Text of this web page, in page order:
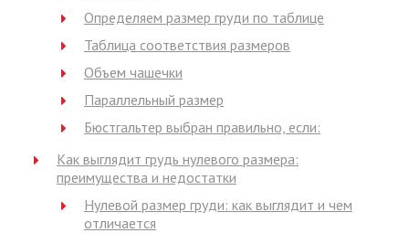
Определяем размер груди по таблице
Таблица соответствия размеров
Объем чашечки
Параллельный размер
Бюстгальтер выбран правильно, если:
Как выглядит грудь нулевого размера:
преимущества и недостатки
Нулевой размер груди: как выглядит и чем
отличается